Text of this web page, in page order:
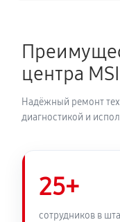
центра
Надёжный ремонт
диагностикой и
25+
сотрудников в